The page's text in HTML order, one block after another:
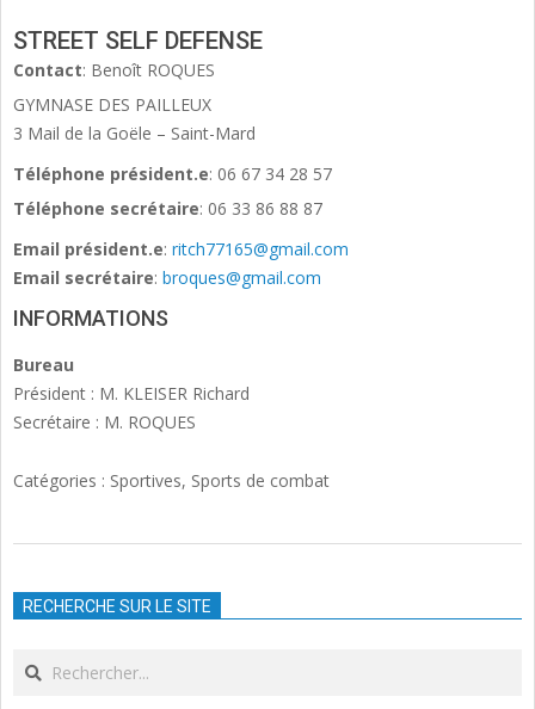
STREET SELF DEFENSE
Contact: Benoît ROQUES
GYMNASE DES PAILLEUX
3 Mail de la Goële – Saint-Mard
Téléphone président.e: 06 67 34 28 57
Téléphone secrétaire: 06 33 86 88 87
Email président.e: ritch77165@gmail.com
Email secrétaire: broques@gmail.com
INFORMATIONS
Bureau
Président : M. KLEISER Richard
Secrétaire : M. ROQUES
Catégories : Sportives, Sports de combat
27RECHERCHE SUR LE SITE
Search